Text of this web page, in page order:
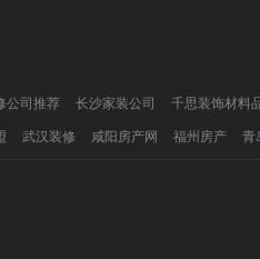
公司推荐 长沙家装公司
千思装饰材料
武汉装修 咸阳房产网 福州房产 青